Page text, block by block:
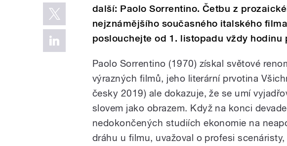
další: Paolo Sorrentino. Četbu z
nejznámějšího současného italského
poslouchejte od 1. listopadu vždy hodinu
Paolo Sorrentino (1970) získal světové
výrazných filmů, jeho literární prvotina
česky 2019) ale dokazuje, že se umí
slovem jako obrazem. Když na konci
nedokončených studiích ekonomie na
dráhu u filmu, uvažoval o profesi